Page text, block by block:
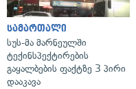
სამართალი
სუს-მა მარნეულში
ტექინსპექტირების
გაყალბების ფაქტზე 3 პირი
დააკავა